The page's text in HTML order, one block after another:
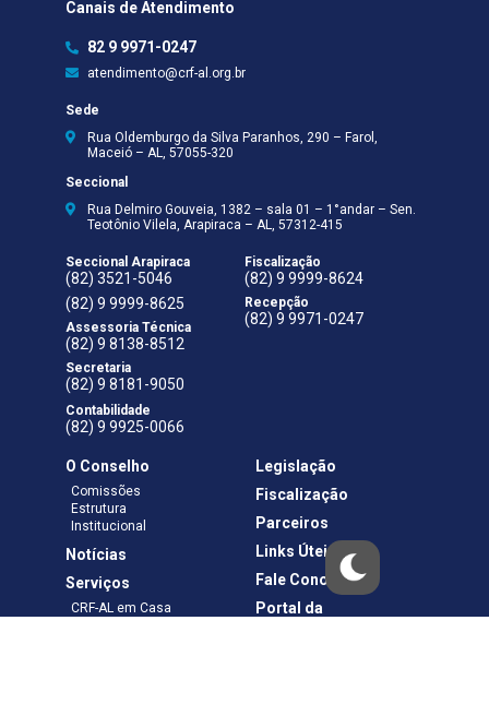
Canais de Atendimento
82 9 9971-0247
atendimento@crf-al.org.br
Sede
Rua Oldemburgo da Silva Paranhos, 290 – Farol,
Maceió – AL, 57055-320
Seccional
Rua Delmiro Gouveia, 1382 – sala 01 – 1°andar – Sen.
Teotônio Vilela, Arapiraca – AL, 57312-415
Seccional Arapiraca
(82) 3521-5046
(82) 9 9999-8625
Assessoria Técnica
(82) 9 8138-8512
Secretaria
(82) 9 8181-9050
Contabilidade
(82) 9 9925-0066
Fiscalização
(82) 9 9999-8624
Recepção
(82) 9 9971-0247
O Conselho
Comissões
Estrutura
Institucional
Notícias
Serviços
CRF-AL em Casa
Legislação
Fiscalização
Parceiros
Links Úteis
Fale Conosco
Portal da